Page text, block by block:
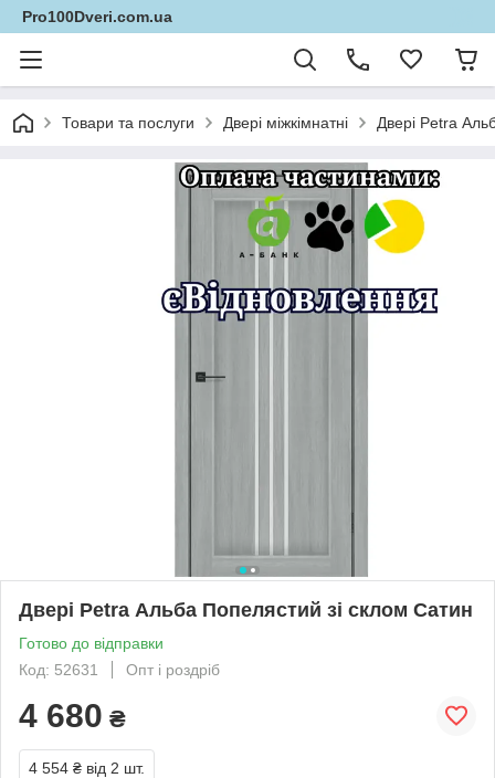
Pro100Dveri.com.ua
Товари та послуги Двері міжкімнатні Двері Petra
Двері Petra Альба Попелястий зі склом Сатин
Готово до відправки
Код: 52631
Опт і роздріб
4 680 ₴
4 554 ₴ від 2 шт.